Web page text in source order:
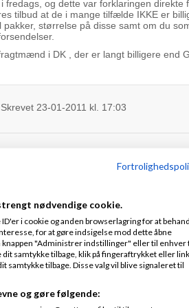
og dette var forklaringen direkte
tilbud at de i mange tilfælde IKKE er
størrelse på disse samt om du
i DK , der er langt billigere end
Skrevet 23-01-2011 kl. 17:03
og fik at vide at jeg sendte for få
systemet, hvis de slet ikke kører ud til
Thai-invest aps Skrevet24-01-
nødvendige cookie.
i cookie og anden browserlagring for at
for at gøre indsigelse mod dette åbne
"Administrer indstillinger" eller til enhver
samtykke tilbage, klik på fingeraftrykket eller
samtykke tilbage. Disse valg vil blive signaleret til
og gøre følgende: